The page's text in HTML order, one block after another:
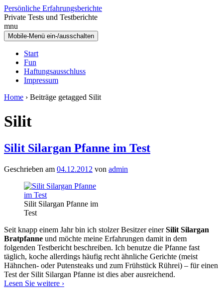
Zum
Inhalt
wechseln
Zum
Hauptmenü
springen
Persönliche Erfahrungsberichte
Private Tests und Testberichte
mnu
Mobile-Menü ein-/ausschalten
Start
Fun
Haftungsausschluss
Impressum
Home › Beiträge getagged Silit
Silit
Silit Silargan Pfanne im Test
Geschrieben am 04.12.2012 von admin
Silit Silargan Pfanne im
Test
Seit knapp einem Jahr bin ich stolzer Besitzer einerSilit Silargan
Bratpfanne und möchte meine Erfahrungen damit in dem
folgenden Testbericht beschreiben. Ich benutze die Pfanne fast
täglich, koche allerdings häufig recht ähnliche Gerichte (meist
Hähnchen- oder Putensteaks und zum Frühstück Rührei) – für einen
Test der Silit Silargan Pfanne ist dies aber ausreichend.
Lesen Sie weitere Silit
›